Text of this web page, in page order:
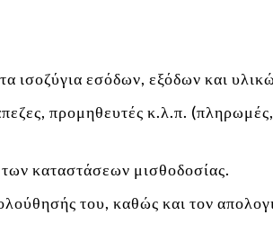
ισοζύγια εσόδων, εξόδων και
προμηθευτές κ.λ.π. (πληρωμές,
καταστάσεων μισθοδοσίας.
του, καθώς και τον